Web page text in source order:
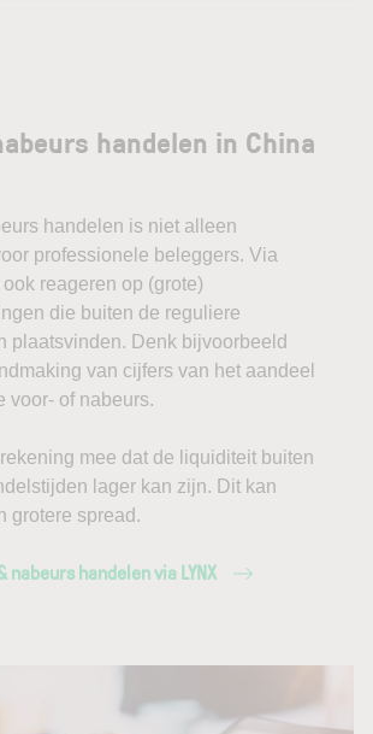
handelen in China
handelen is niet alleen
professionele beleggers. Via
ook reageren op (grote)
die buiten de reguliere
plaatsvinden. Denk bijvoorbeeld
van cijfers van het aandeel
voor- of nabeurs.
mee dat de liquiditeit buiten
lager kan zijn. Dit kan
grotere spread.
nabeurs handelen via LYNX